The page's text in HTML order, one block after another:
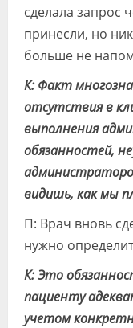
сделала запрос
принесли, но
больше не
К: Факт
отсутствия в
выполнения
обязанностей,
видишь, как мы
П: Врач вновь
нужно
К: Это
пациенту
учетом